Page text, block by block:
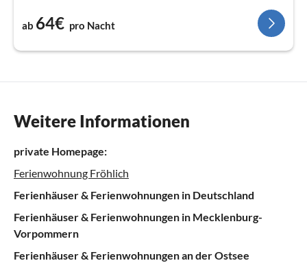
ab 64€ pro Nacht
Weitere Informationen
private Homepage:
Ferienwohnung Fröhlich
Ferienhäuser & Ferienwohnungen in Deutschland
Ferienhäuser & Ferienwohnungen in Mecklenburg-
Vorpommern
Ferienhäuser & Ferienwohnungen an der Ostsee